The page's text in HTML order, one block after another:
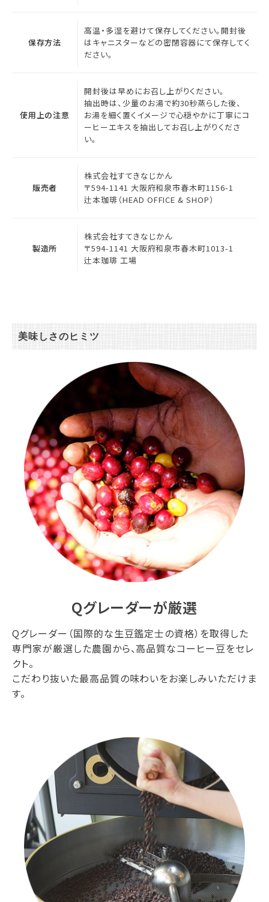
保存方法
高温・多湿を避けて保存してください。開封後
はキャニスターなどの密閉容器にて保存してく
ださい。
使用上の注意
開封後は早めにお召し上がりください。
抽出時は、少量のお湯で約30秒蒸らした後、
お湯を細く置くイメージで心穏やかに丁寧にコ
ーヒーエキスを抽出してお召し上がりくださ
い。
販売者
株式会社すてきなじかん
〒594-1141 大阪府和泉市春木町1156-1
辻本珈琲（HEAD OFFICE & SHOP）
製造所
株式会社すてきなじかん
〒594-1141 大阪府和泉市春木町1013-1
辻本珈琲 工場
美味しさのヒミツ
Qグレーダーが厳選
Qグレーダー（国際的な生豆鑑定士の資格）を取得した
専門家が厳選した農園から、高品質なコーヒー豆をセレ
クト。
こだわり抜いた最高品質の味わいをお楽しみいただけま
す。